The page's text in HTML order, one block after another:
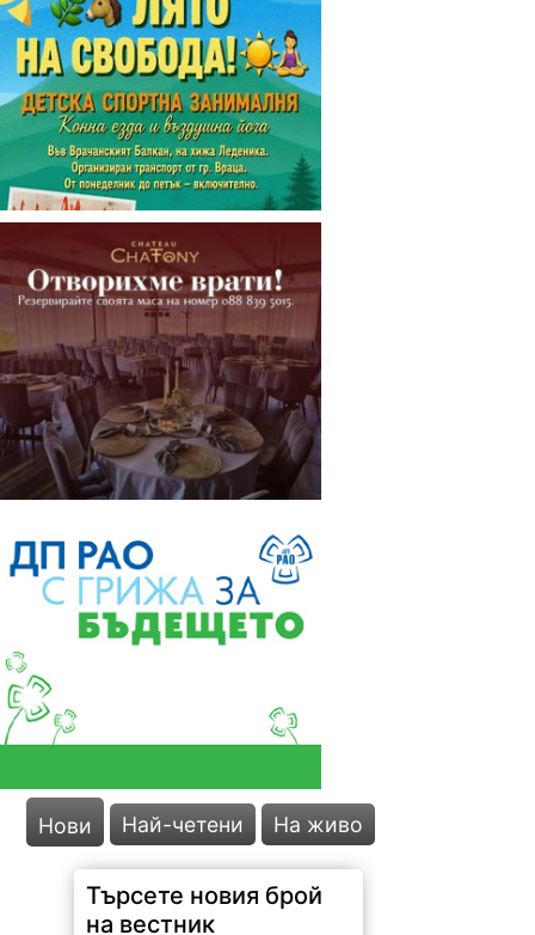
Нови Най-четени На живо
Търсете новия брой
на вестник
„Северозапад днес“!
В него четете: